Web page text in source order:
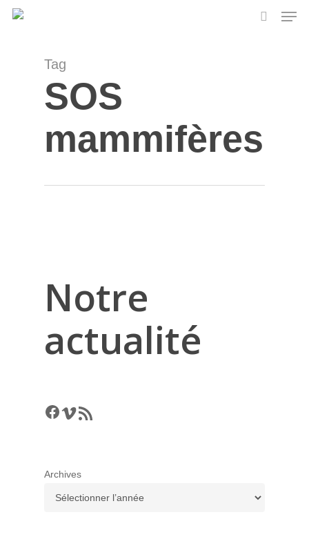
Skip
Tag
SOS
mammifères
Notre
actualité
Facebook
Vimeo
Archives